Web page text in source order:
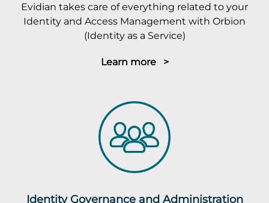
Evidian takes care of everything related to your
Identity and Access Management with Orbion
(Identity as a Service)
Learn more >
Identity Governance and Administration